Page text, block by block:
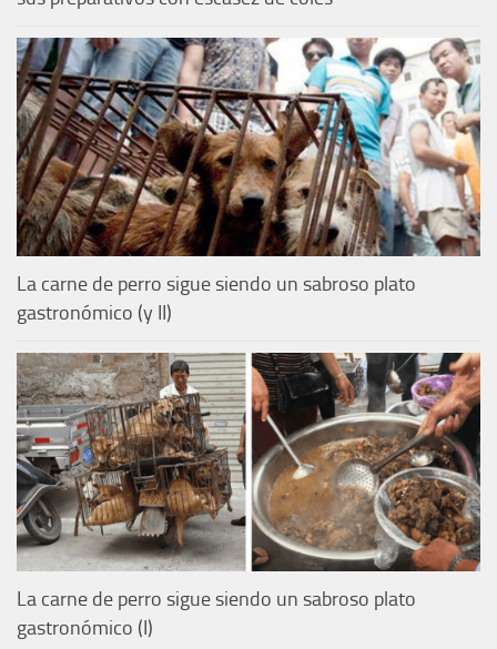
La carne de perro sigue siendo un sabroso plato
gastronómico (y II)
La carne de perro sigue siendo un sabroso plato
gastronómico (I)